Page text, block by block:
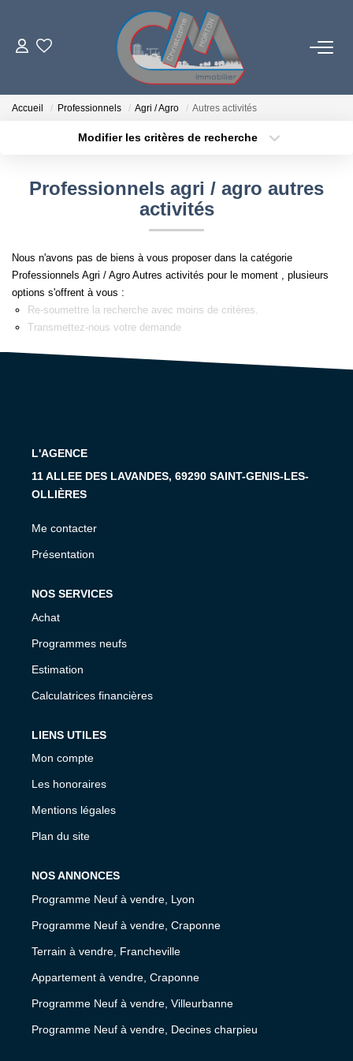
06 73 84 29 22
PROGRAMMES NEUFS
Accueil Professionnels Agri / Agro Autres activités
Modifier les critères de recherche
Budget max
Professionnels agri / agro autres
activités
Nous n'avons pas de biens à vous proposer dans la catégorie
Professionnels Agri / Agro Autres activités pour le moment , plusieurs
options s'offrent à vous :
Re-soumettre la recherche avec moins de critères.
Transmettez-nous votre demande
L'AGENCE
11 ALLEE DES LAVANDES, 69290 SAINT-GENIS-LES-
OLLIÈRES
Me contacter
Présentation
NOS SERVICES
Achat
Programmes neufs
Estimation
Calculatrices financières
LIENS UTILES
Mon compte
Les honoraires
Mentions légales
Plan du site
NOS ANNONCES
Programme Neuf à vendre, Lyon
Programme Neuf à vendre, Craponne
Terrain à vendre, Francheville
Appartement à vendre, Craponne
Programme Neuf à vendre, Villeurbanne
Programme Neuf à vendre, Decines charpieu